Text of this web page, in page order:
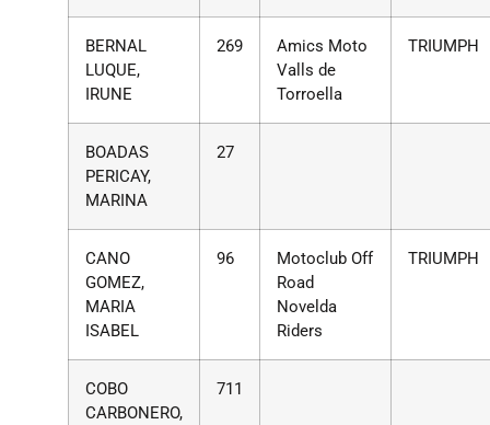
BERNAL
LUQUE,
IRUNE
269
Amics Moto
Valls de
Torroella
TRIUMPH
BOADAS
PERICAY,
MARINA
27
CANO
GOMEZ,
MARIA
ISABEL
96
Motoclub Off
Road
Novelda
Riders
TRIUMPH
COBO
CARBONERO,
711